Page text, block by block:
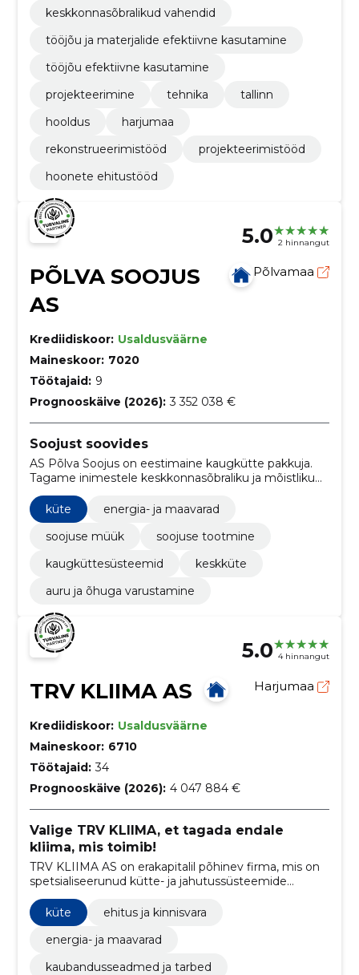
keskkonnasõbralikud vahendid
tööjõu ja materjalide efektiivne kasutamine
tööjõu efektiivne kasutamine
projekteerimine
tehnika
tallinn
hooldus
harjumaa
rekonstrueerimistööd
projekteerimistööd
hoonete ehitustööd
5.0 2 hinnangut
PÕLVA SOOJUS
AS
Põlvamaa
Krediidiskoor: Usaldusväärne
Maineskoor: 7020
Töötajaid: 9
Prognooskäive (2026): 3 352 038 €
Soojust soovides
AS Põlva Soojus on eestimaine kaugkütte pakkuja.
Tagame inimestele keskkonnasõbraliku ja mõistliku
hinnaga energia.
küte
energia- ja maavarad
soojuse müük
soojuse tootmine
kaugküttesüsteemid
keskküte
auru ja õhuga varustamine
5.0 4 hinnangut
TRV KLIIMA AS Harjumaa
Krediidiskoor: Usaldusväärne
Maineskoor: 6710
Töötajaid: 34
Prognooskäive (2026): 4 047 884 €
Valige TRV KLIIMA, et tagada endale
kliima, mis toimib!
TRV KLIIMA AS on erakapitalil põhinev firma, mis on
spetsialiseerunud kütte- ja jahutussüsteemide
ehitamisele ning hooldamisele.
küte
ehitus ja kinnisvara
energia- ja maavarad
kaubandusseadmed ja tarbed